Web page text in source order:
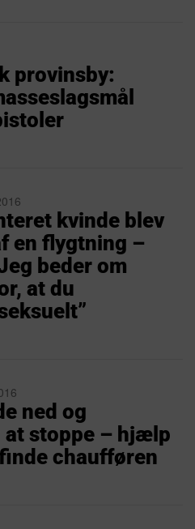
provinsby:
kvinde blev
en flygtning –
beder om
at du
ned og
at stoppe – hjælp
chaufføren